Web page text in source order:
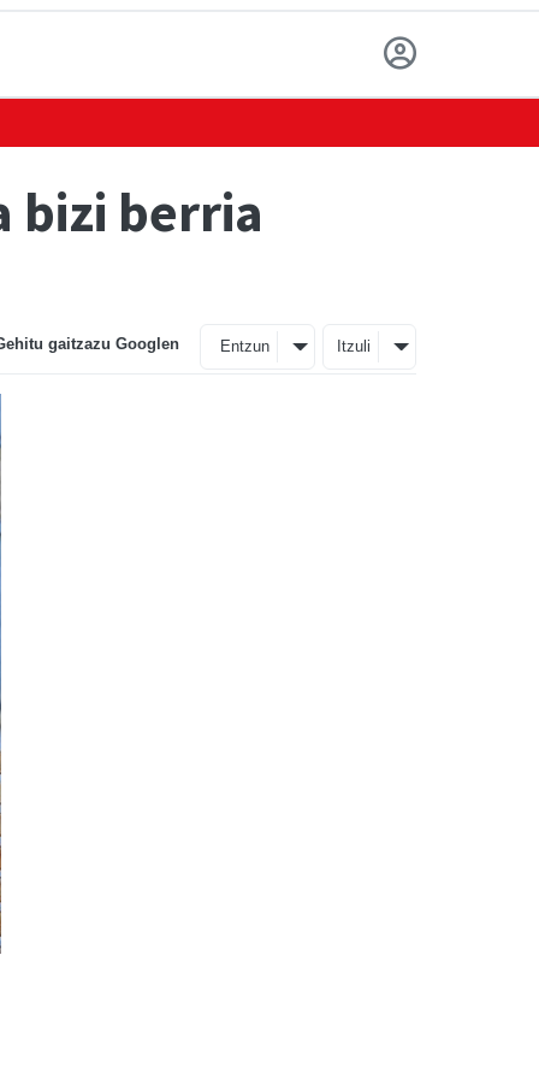
bizi berria
gaitzazu Googlen Entzun Itzuli